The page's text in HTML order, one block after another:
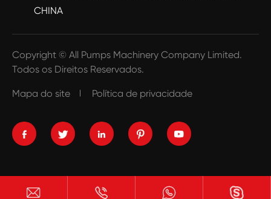
CHINA
Copyright © All Pumps Machinery Company Limited.
Todos os Direitos Reservados.
Mapa do site Política de privacidade
    
   